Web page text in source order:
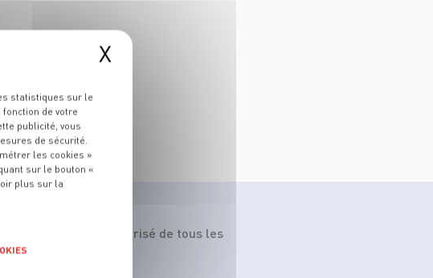
poisson endémique prisé de tous les
X
statistiques sur le
de votre
publicité, vous
de sécurité.
les cookies »
sur le bouton «
plus sur la